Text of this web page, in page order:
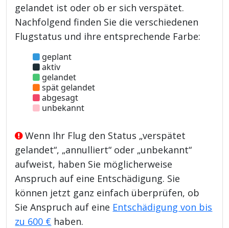
gelandet ist oder ob er sich verspätet.
Nachfolgend finden Sie die verschiedenen
Flugstatus und ihre entsprechende Farbe:
geplant
aktiv
gelandet
spät gelandet
abgesagt
unbekannt
Wenn Ihr Flug den Status „verspätet
gelandet“, „annulliert“ oder „unbekannt“
aufweist, haben Sie möglicherweise
Anspruch auf eine Entschädigung. Sie
können jetzt ganz einfach überprüfen, ob
Sie Anspruch auf eine Entschädigung von bis
zu 600 € haben.